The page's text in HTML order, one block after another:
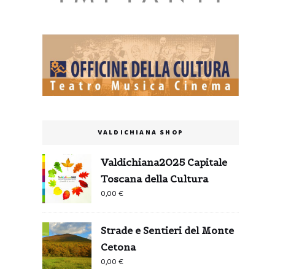
VALDICHIANA SHOP
Valdichiana2025 Capitale
Toscana della Cultura
0,00€
Strade e Sentieri del Monte
Cetona
0,00€